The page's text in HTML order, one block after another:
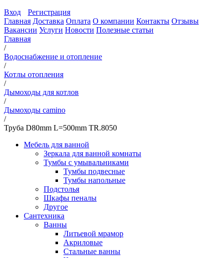
Вход
Регистрация
Главная Доставка Оплата О компании Контакты Отзывы
Вакансии Услуги Новости Полезные статьи
Главная
/
Водоснабжение и отопление
/
Котлы отопления
/
Дымоходы для котлов
/
Дымоходы camino
/
Труба D80mm L=500mm TR.8050
Мебель для ванной
Зеркала для ванной комнаты
Тумбы с умывальниками
Тумбы подвесные
Тумбы напольные
Подстолья
Шкафы пеналы
Другое
Сантехника
Ванны
Литьевой мрамор
Акриловые
Стальные ванны